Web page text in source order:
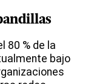
80 % de la
bajo